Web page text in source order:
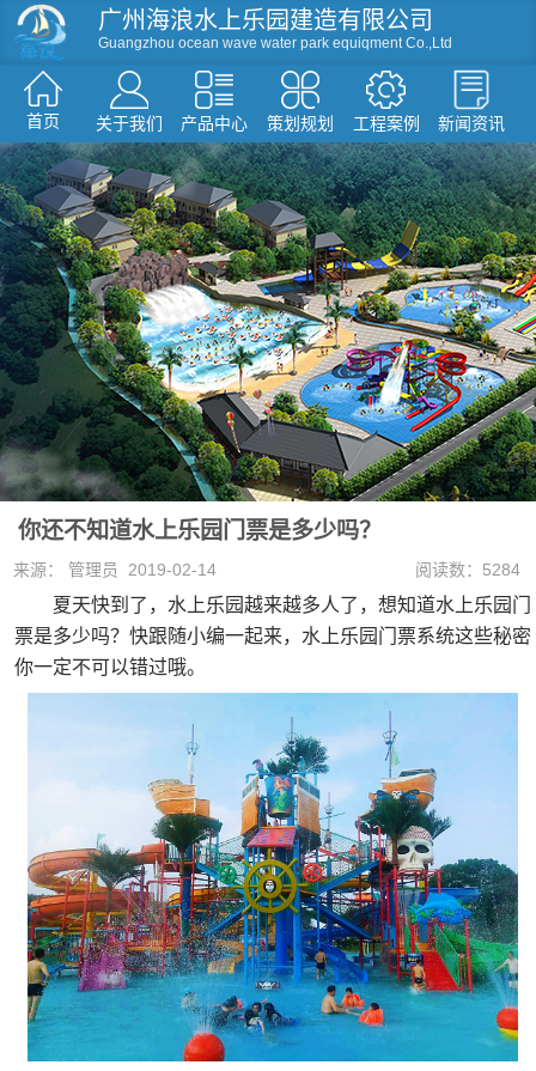
广州海浪水上乐园建造有限公司
Guangzhou ocean wave water park equiqment Co.,Ltd
首页 关于我们 产品中心 策划规划 工程案例 新闻资讯
资讯
滑梯系列 人工造浪 戏水小品
水屋水寨
环流河设备
温泉水疗设备
游泳池设备
假山造型仿真树
你还不知道水上乐园门票是多少吗？
来源： 管理员 2019-02-14 阅读数：5284
夏天快到了，水上乐园越来越多人了，想知道水上乐园门
票是多少吗？快跟随小编一起来，水上乐园门票系统这些秘密
你一定不可以错过哦。